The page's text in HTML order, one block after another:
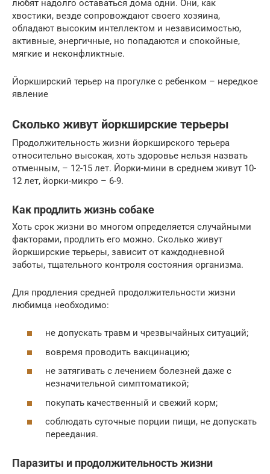
любят надолго оставаться дома одни. Они, как
хвостики, везде сопровождают своего хозяина,
обладают высоким интеллектом и независимостью,
активные, энергичные, но попадаются и спокойные,
мягкие и неконфликтные.
Йоркширский терьер на прогулке с ребенком – нередкое
явление
Сколько живут йоркширские терьеры
Продолжительность жизни йоркширского терьера
относительно высокая, хоть здоровье нельзя назвать
отменным, – 12-15 лет. Йорки-мини в среднем живут 10-
12 лет, йорки-микро – 6-9.
Как продлить жизнь собаке
Хоть срок жизни во многом определяется случайными
факторами, продлить его можно. Сколько живут
йоркширские терьеры, зависит от каждодневной
заботы, тщательного контроля состояния организма.
Для продления средней продолжительности жизни
любимца необходимо:
не допускать травм и чрезвычайных ситуаций;
вовремя проводить вакцинацию;
не затягивать с лечением болезней даже с
незначительной симптоматикой;
покупать качественный и свежий корм;
соблюдать суточные порции пищи, не допускать
переедания.
Паразиты и продолжительность жизни